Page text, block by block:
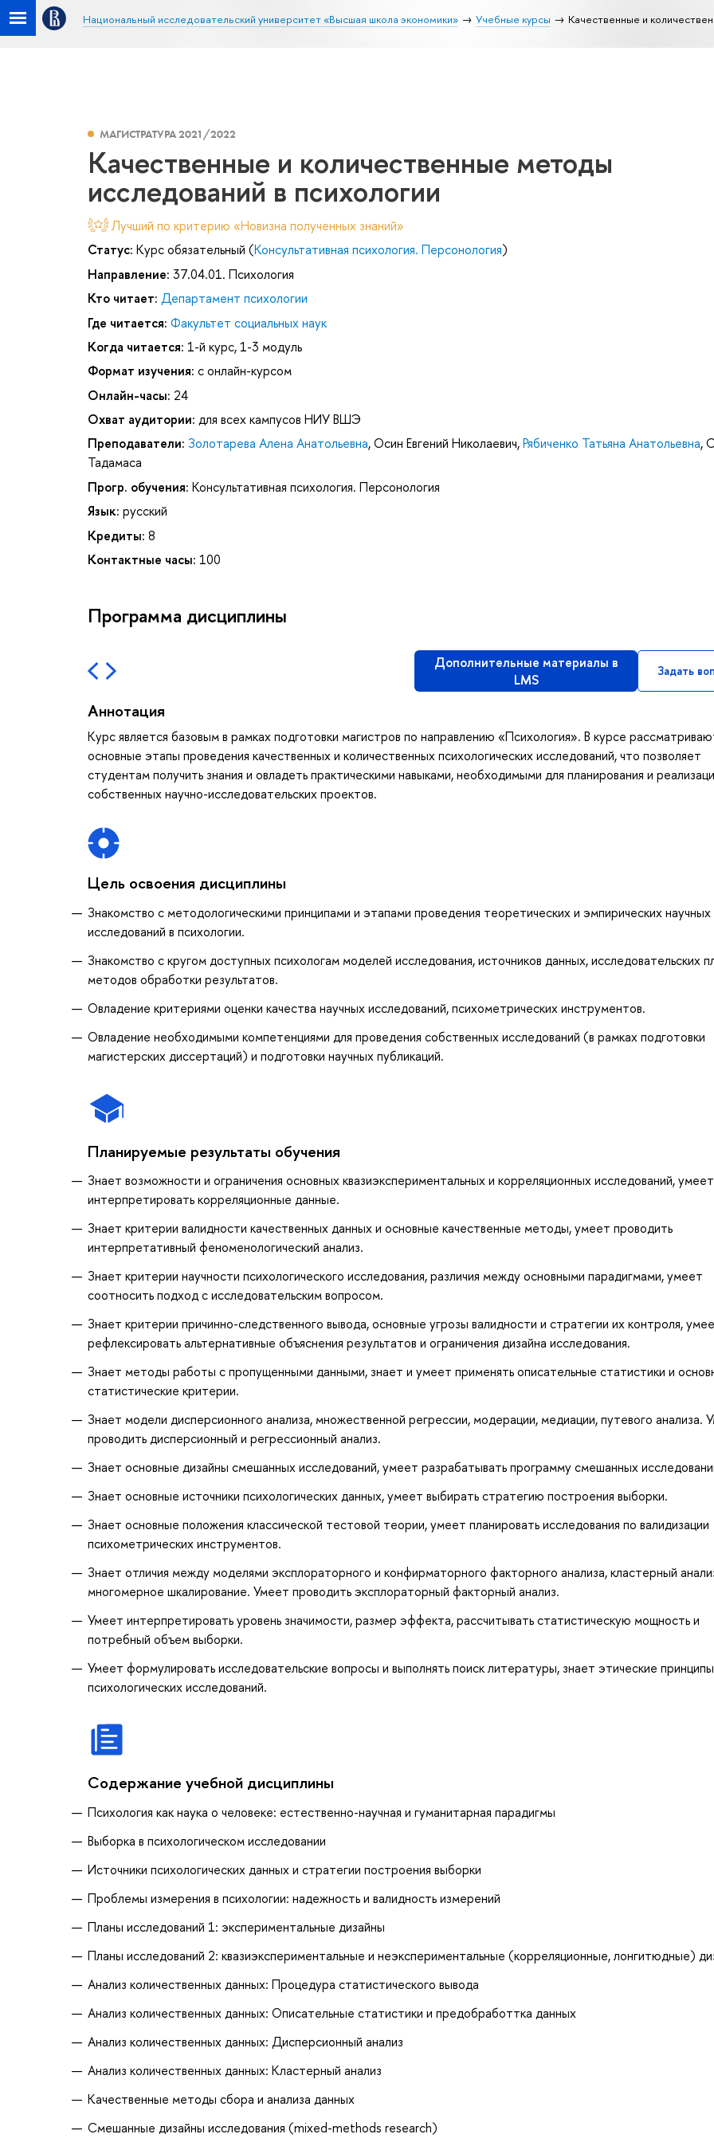
Национальный исследовательский университет «Высшая школа экономики» Учебные курсы Качественные и
МАГИСТРАТУРА 2021/2022
Качественные и количественные методы
исследований в психологии
Лучший по критерию «Новизна полученных знаний»
Статус: Курс обязательный (Консультативная психология. Персонология)
Направление: 37.04.01. Психология
Кто читает: Департамент психологии
Где читается: Факультет социальных наук
Когда читается: 1-й курс, 1-3 модуль
Формат изучения: с онлайн-курсом
Онлайн-часы: 24
Охват аудитории: для всех кампусов НИУ ВШЭ
Преподаватели: Золотарева Алена Анатольевна,Осин Евгений Николаевич,Рябиченко Татьяна Анатольевна,
Тадамаса
Прогр. обучения: Консультативная психология. Персонология
Язык: русский
Кредиты: 8
Контактные часы: 100
Программа дисциплины
Дополнительные материалы в
LMS
Задать
Аннотация
Курс является базовым в рамках подготовки магистров по направлению «Психология». В курсе
основные этапы проведения качественных и количественных психологических исследований, что позволяет
студентам получить знания и овладеть практическими навыками, необходимыми для планирования и
собственных научно-исследовательских проектов.
Цель освоения дисциплины
Знакомство с методологическими принципами и этапами проведения теоретических и эмпирических научных
исследований в психологии.
Знакомство с кругом доступных психологам моделей исследования, источников данных, исследовательских
методов обработки результатов.
Овладение критериями оценки качества научных исследований, психометрических инструментов.
Овладение необходимыми компетенциями для проведения собственных исследований (в рамках подготовки
магистерских диссертаций) и подготовки научных публикаций.
Планируемые результаты обучения
Знает возможности и ограничения основных квазиэкспериментальных и корреляционных исследований, умеет
интерпретировать корреляционные данные.
Знает критерии валидности качественных данных и основные качественные методы, умеет проводить
интерпретативный феноменологический анализ.
Знает критерии научности психологического исследования, различия между основными парадигмами, умеет
соотносить подход с исследовательским вопросом.
Знает критерии причинно-следственного вывода, основные угрозы валидности и стратегии их контроля,
рефлексировать альтернативные объяснения результатов и ограничения дизайна исследования.
Знает методы работы с пропущенными данными, знает и умеет применять описательные статистики и
статистические критерии.
Знает модели дисперсионного анализа, множественной регрессии, модерации, медиации, путевого анализа.
проводить дисперсионный и регрессионный анализ.
Знает основные дизайны смешанных исследований, умеет разрабатывать программу смешанных
Знает основные источники психологических данных, умеет выбирать стратегию построения выборки.
Знает основные положения классической тестовой теории, умеет планировать исследования по валидизации
психометрических инструментов.
Знает отличия между моделями эксплораторного и конфирматорного факторного анализа, кластерный
многомерное шкалирование. Умеет проводить эксплораторный факторный анализ.
Умеет интерпретировать уровень значимости, размер эффекта, рассчитывать статистическую мощность и
потребный объем выборки.
Умеет формулировать исследовательские вопросы и выполнять поиск литературы, знает этические принципы
психологических исследований.
Содержание учебной дисциплины
Психология как наука о человеке: естественно-научная и гуманитарная парадигмы
Выборка в психологическом исследовании
Источники психологических данных и стратегии построения выборки
Проблемы измерения в психологии: надежность и валидность измерений
Планы исследований 1: экспериментальные дизайны
Планы исследований 2: квазиэкспериментальные и неэкспериментальные (корреляционные, лонгитюдные)
Анализ количественных данных: Процедура статистического вывода
Анализ количественных данных: Описательные статистики и предобработтка данных
Анализ количественных данных: Дисперсионный анализ
Анализ количественных данных: Кластерный анализ
Качественные методы сбора и анализа данных
Смешанные дизайны исследования (mixed-methods research)